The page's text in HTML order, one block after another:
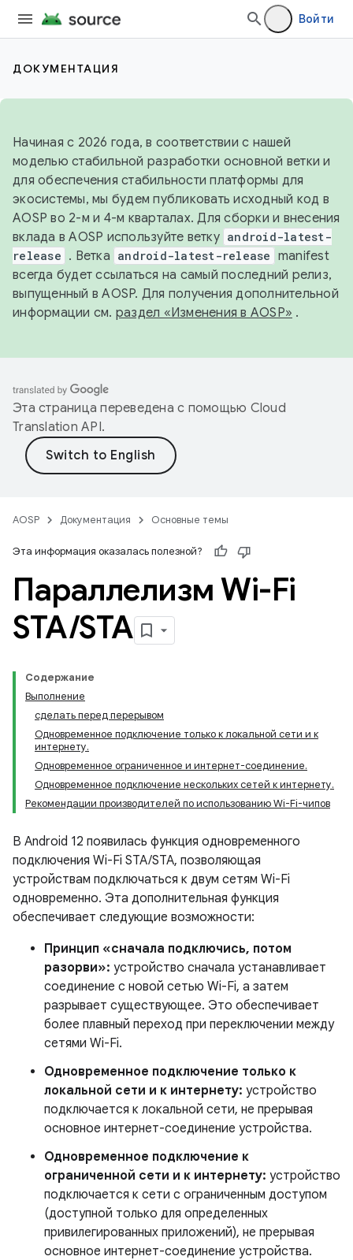
Войти
ДОКУМЕНТАЦИЯ
Начиная с 2026 года, в соответствии с нашей
моделью стабильной разработки основной ветки и
для обеспечения стабильности платформы для
экосистемы, мы будем публиковать исходный код в
AOSP во 2-м и 4-м кварталах. Для сборки и внесения
вклада в AOSP используйте ветку android-latest-
release . Ветка android-latest-release manifest
всегда будет ссылаться на самый последний релиз,
выпущенный в AOSP. Для получения дополнительной
информации см. раздел «Изменения в AOSP» .
Эта страница переведена с помощью Cloud
Translation API.
AOSP Документация Основные темы
Эта информация оказалась полезной?
Параллелизм Wi-Fi
STA/STA
Содержание
Выполнение
сделать перед перерывом
Одновременное подключение только к локальной сети и к
интернету.
Одновременное ограниченное и интернет-соединение.
Одновременное подключение нескольких сетей к интернету.
Рекомендации производителей по использованию Wi-Fi-чипов
В Android 12 появилась функция одновременного
подключения Wi-Fi STA/STA, позволяющая
устройствам подключаться к двум сетям Wi-Fi
одновременно. Эта дополнительная функция
обеспечивает следующие возможности:
Принцип «сначала подключись, потом
разорви»: устройство сначала устанавливает
соединение с новой сетью Wi-Fi, а затем
разрывает существующее. Это обеспечивает
более плавный переход при переключении между
сетями Wi-Fi.
Одновременное подключение только к
локальной сети и к интернету: устройство
подключается к локальной сети, не прерывая
основное интернет-соединение устройства.
Одновременное подключение к
ограниченной сети и к интернету: устройство
подключается к сети с ограниченным доступом
(доступной только для определенных
привилегированных приложений), не прерывая
основное интернет-соединение устройства.